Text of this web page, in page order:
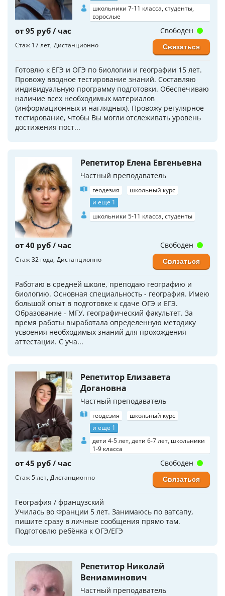
школьники 7-11 класса, студенты,
взрослые
от 95 руб / час
Стаж 17 лет Дистанционно
Готовлю к ЕГЭ и ОГЭ по биологии и географии 15 лет.
Провожу вводное тестирование знаний. Составляю
индивидуальную программу подготовки. Обеспечиваю
наличие всех необходимых материалов
(информационных и наглядных). Провожу регулярное
тестирование, чтобы Вы могли отслеживать уровень
достижения пост...
Свободен
Связаться
Репетитор Елена Евгеньевна
Частный преподаватель
геодезия
школьный курс
и еще 1
школьники 5-11 класса, студенты
от 40 руб / час
Стаж 32 года Дистанционно
Работаю в средней школе, преподаю географию и
биологию. Основная специальность - география. Имею
большой опыт в подготовке к сдаче ОГЭ и ЕГЭ.
Образование - МГУ, географический факультет. За
время работы выработала определенную методику
усвоения необходимых знаний для прохождения
аттестации. С уча...
Свободен
Связаться
Репетитор Елизавета
Догановна
Частный преподаватель
геодезия
школьный курс
и еще 1
дети 4-5 лет, дети 6-7 лет, школьники
1-9 класса
от 45 руб / час
Стаж 5 лет Дистанционно
География / французский
Училась во Франции 5 лет. Занимаюсь по ватсапу,
пишите сразу в личные сообщения прямо там.
Подготовлю ребёнка к ОГЭ/ЕГЭ
Свободен
Связаться
Репетитор Николай
Вениаминович
Частный преподаватель